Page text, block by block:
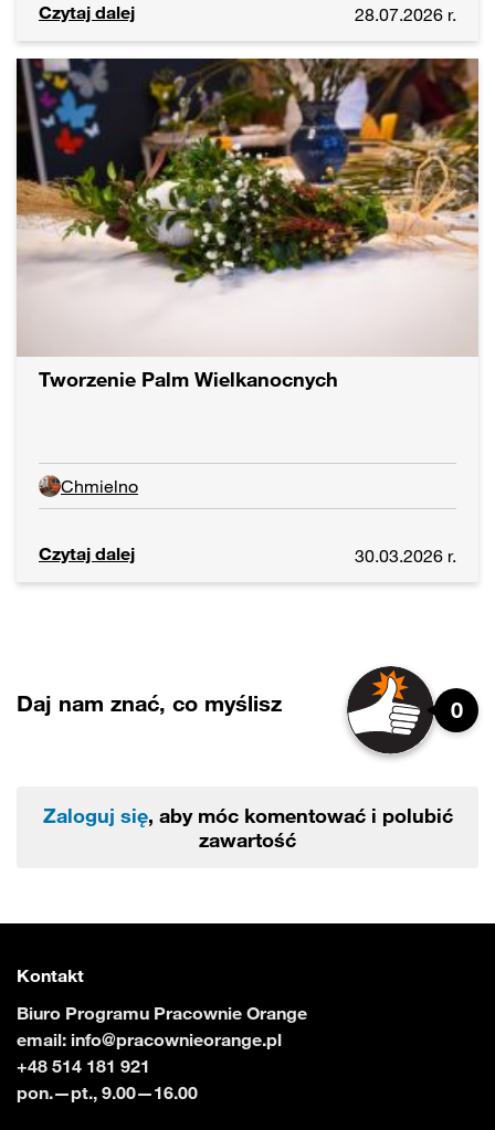
Czytaj dalej 28.07.2026 r.
Tworzenie Palm Wielkanocnych
Chmielno
Czytaj dalej 30.03.2026 r.
Daj nam znać, co myślisz 0
Zaloguj się, aby móc komentować i polubić
zawartość
Kontakt
Biuro Programu Pracownie Orange
email: info@pracownieorange.pl
+48 514 181 921
pon.—pt., 9.00—16.00